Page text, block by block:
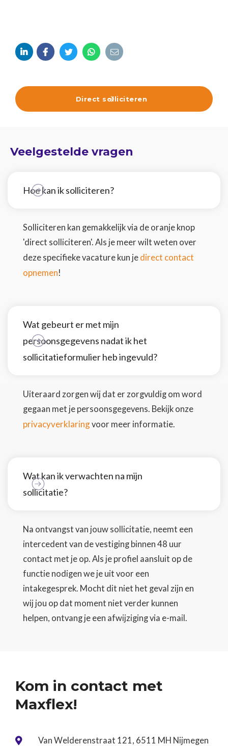
    
Direct solliciteren

Veelgestelde vragen
Hoe kan ik solliciteren?
Solliciteren kan gemakkelijk via de oranje knop
'direct solliciteren'. Als je meer wilt weten over
deze specifieke vacature kun je direct contact
opnemen!
Wat gebeurt er met mijn
persoonsgegevens nadat ik het
sollicitatieformulier heb ingevuld?
Uiteraard zorgen wij dat er zorgvuldig om word
gegaan met je persoonsgegevens. Bekijk onze
privacyverklaringvoor meer informatie.
Wat kan ik verwachten na mijn
sollicitatie?
Na ontvangst van jouw sollicitatie, neemt een
intercedent van de vestiging binnen 48 uur
contact met je op. Als je profiel aansluit op de
functie nodigen we je uit voor een
intakegesprek. Mocht dit niet het geval zijn en
wij jou op dat moment niet verder kunnen
helpen, ontvang je een afwijziging via e-mail.
Kom in contact met
Maxflex!
 Van Welderenstraat 121, 6511 MH Nijmegen